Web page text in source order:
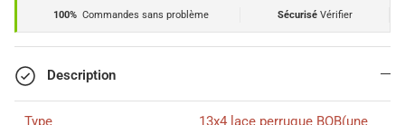
100% Commandes sans problème SécuriséVérifier
Description
Type 13x4 lace perruque BOB(une